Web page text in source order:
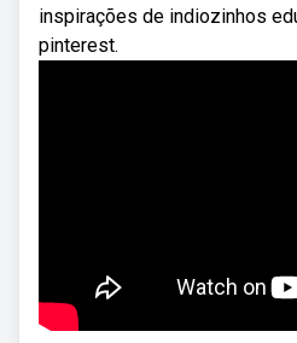
inspirações de indiozinhos
pinterest.